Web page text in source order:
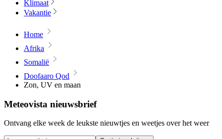
Klimaat
Vakantie
Home
Afrika
Somalië
Doofaaro Qod
Zon, UV en maan
Meteovista nieuwsbrief
Ontvang elke week de leukste nieuwtjes en weetjes over het weer